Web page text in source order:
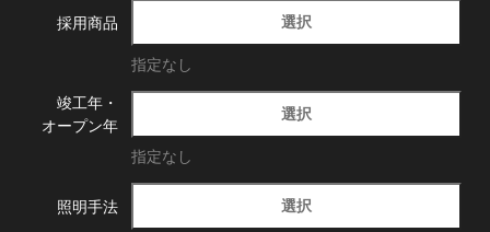
採用商品 選択
指定なし
竣工年・
オープン年
選択
指定なし
照明手法 選択